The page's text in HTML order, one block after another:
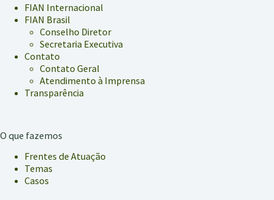
FIAN Internacional
FIAN Brasil
Conselho Diretor
Secretaria Executiva
Contato
Contato Geral
Atendimento à Imprensa
Transparência
O que fazemos
Frentes de Atuação
Temas
Casos